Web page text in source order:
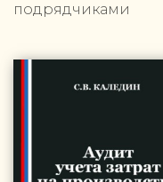
подрядчиками